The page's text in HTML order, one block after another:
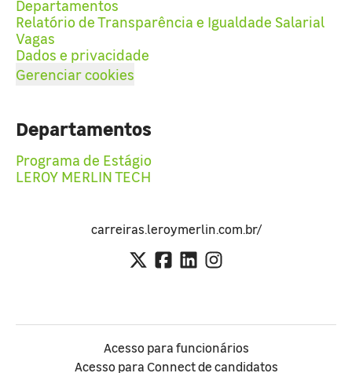
Departamentos
Relatório de Transparência e Igualdade Salarial
Vagas
Dados e privacidade
Gerenciar cookies
Departamentos
Programa de Estágio
LEROY MERLIN TECH
carreiras.leroymerlin.com.br/
Acesso para funcionários
Acesso para Connect de candidatos